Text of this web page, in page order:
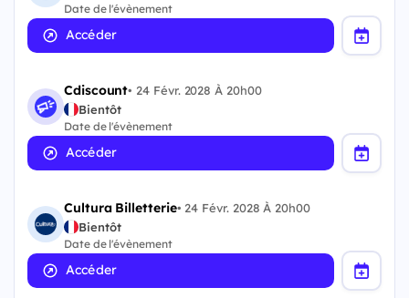
Date de l'évènement
Accéder
Cdiscount• 24 Févr. 2028 À 20h00
Bientôt
Date de l'évènement
Accéder
Cultura Billetterie• 24 Févr. 2028 À 20h00
Bientôt
Date de l'évènement
Accéder